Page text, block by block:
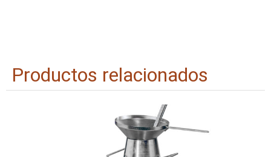
Productos relacionados